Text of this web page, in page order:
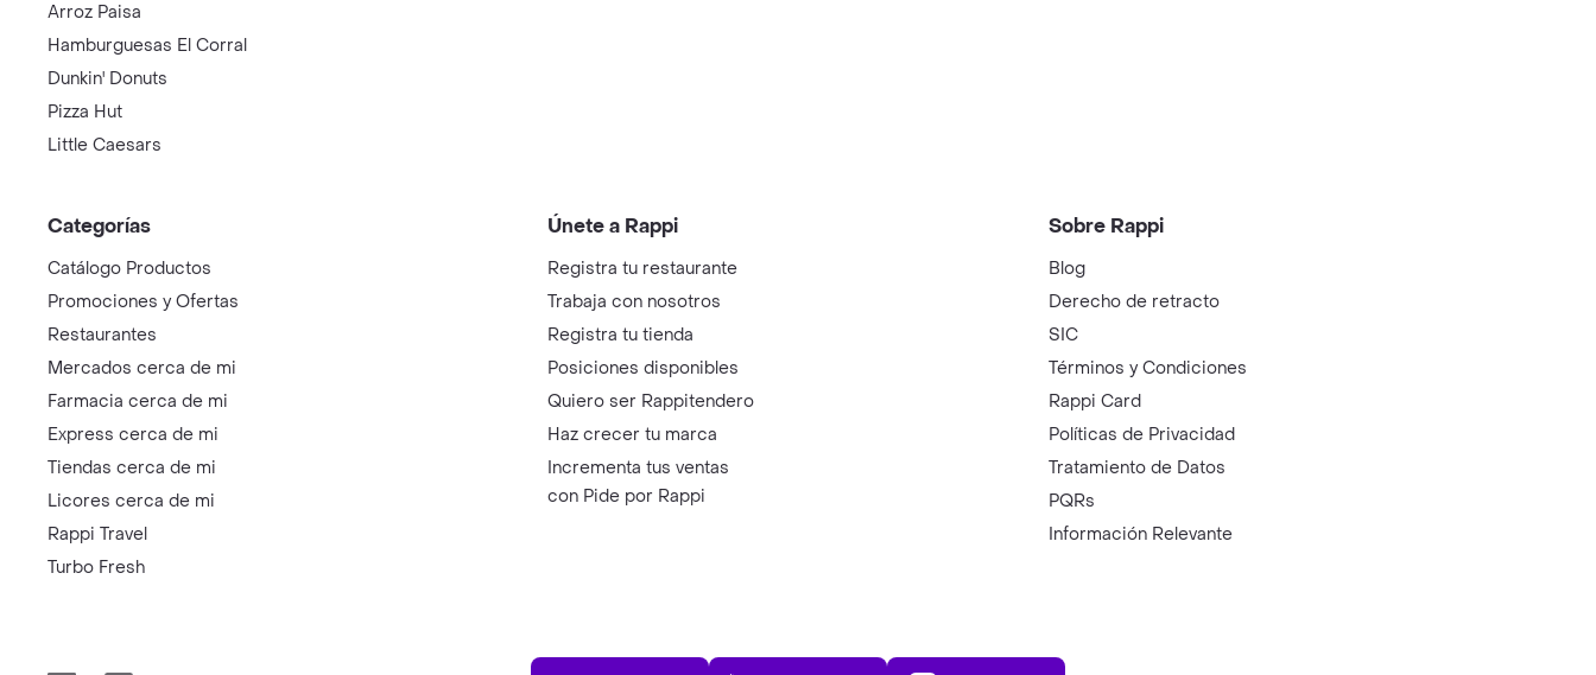
Arroz Paisa
Hamburguesas El Corral
Dunkin' Donuts
Pizza Hut
Little Caesars
Categorías
Catálogo Productos
Promociones y Ofertas
Restaurantes
Mercados cerca de mi
Farmacia cerca de mi
Express cerca de mi
Tiendas cerca de mi
Licores cerca de mi
Rappi Travel
Turbo Fresh
Únete a Rappi
Registra tu restaurante
Trabaja con nosotros
Registra tu tienda
Posiciones disponibles
Quiero ser Rappitendero
Haz crecer tu marca
Incrementa tus ventas
con Pide por Rappi
Sobre Rappi
Blog
Derecho de retracto
SIC
Términos y Condiciones
Rappi Card
Políticas de Privacidad
Tratamiento de Datos
PQRs
Información Relevante
App Store Play Store AppGallery